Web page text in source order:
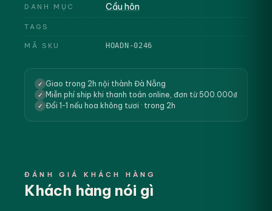
DANH MỤC Cầu hôn
TAGS
MÃ SKU HOADN-0246
✓ Giao trong 2h nội thành Đà Nẵng
✓ Miễn phí ship khi thanh toán online, đơn từ 500.000₫
✓ Đổi 1-1 nếu hoa không tươi · trong 2h
ĐÁNH GIÁ KHÁCH HÀNG
Khách hàng nói gì